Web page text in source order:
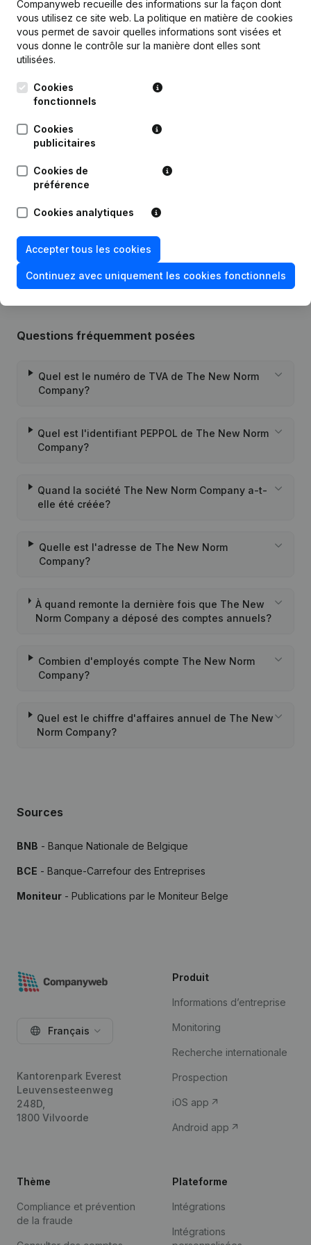
Nominations
05-06-2019
Personne Morale, Ouverture
Succursale, etc...)
Questions fréquemment posées
Quel est le numéro de TVA de The New Norm
Company?
Quel est l'identifiant PEPPOL de The New Norm
Company?
Quand la société The New Norm Company a-t-
elle été créée?
Quelle est l'adresse de The New Norm
Company?
À quand remonte la dernière fois que The New
Norm Company a déposé des comptes annuels?
Combien d'employés compte The New Norm
Company?
Quel est le chiffre d'affaires annuel de The New
Norm Company?
Sources
BNB - Banque Nationale de Belgique
BCE - Banque-Carrefour des Entreprises
Moniteur - Publications par le Moniteur Belge
Companyweb recueille des informations sur la façon dont
vous utilisez ce site web. La politique en matière de cookies
vous permet de savoir quelles informations sont visées et
vous donne le contrôle sur la manière dont elles sont
utilisées.
Cookies
fonctionnels
Cookies
publicitaires
Cookies de
préférence
Cookies analytiques
Accepter tous les cookies
Continuez avec uniquement les cookies fonctionnels
Français
Kantorenpark Everest
Leuvensesteenweg
248D,
1800 Vilvoorde
Produit
Informations d’entreprise
Monitoring
Recherche internationale
Prospection
iOS app
Android app
Thème
Compliance et prévention
de la fraude
Plateforme
Intégrations
Intégrations